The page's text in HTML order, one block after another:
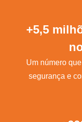
+5,5
Um número
segurança e